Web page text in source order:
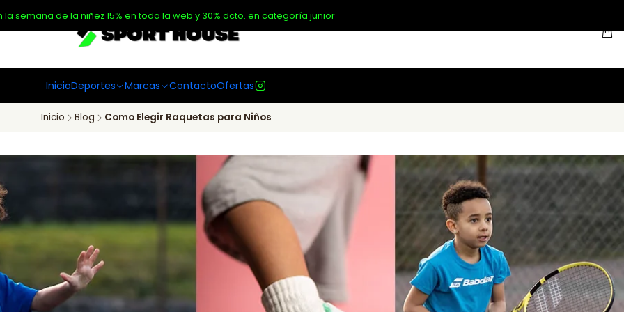
InicioDeportes Marcas ContactoOfertas
la semana de la niñez 15% en toda la web y 30% dcto. en categoría junior
Inicio Blog Como Elegir Raquetas para Niños